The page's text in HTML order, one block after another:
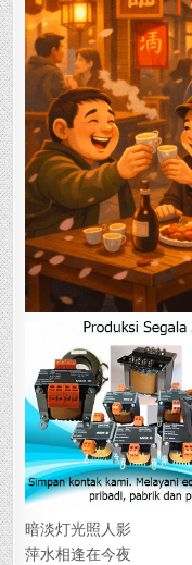
暗淡灯光照人影
萍水相逢在今夜